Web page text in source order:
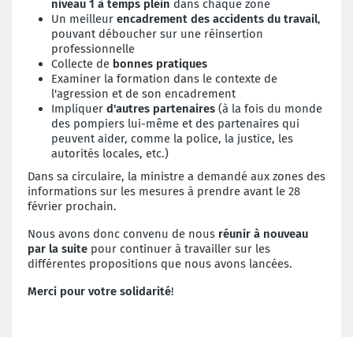
niveau 1 à temps plein dans chaque zone
Un meilleur encadrement des accidents du travail,
pouvant déboucher sur une réinsertion
professionnelle
Collecte de bonnes pratiques
Examiner la formation dans le contexte de
l'agression et de son encadrement
Impliquer d'autres partenaires (à la fois du monde
des pompiers lui-même et des partenaires qui
peuvent aider, comme la police, la justice, les
autorités locales, etc.)
Dans sa circulaire, la ministre a demandé aux zones des
informations sur les mesures à prendre avant le 28
février prochain.
Nous avons donc convenu de nous réunir à nouveau
par la suite pour continuer à travailler sur les
différentes propositions que nous avons lancées.
Merci pour votre solidarité!